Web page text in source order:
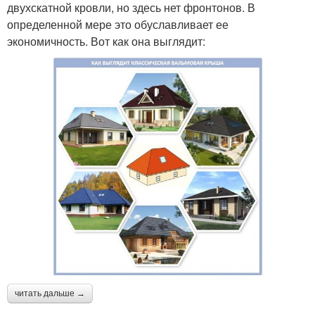
двухскатной кровли, но здесь нет фронтонов. В
определенной мере это обуславливает ее
экономичность. Вот как она выглядит:
читать дальше →